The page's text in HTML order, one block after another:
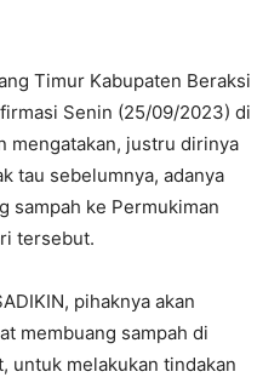
Timur Kabupaten Beraksi
Senin (25/09/2023) di
mengatakan, justru dirinya
tau sebelumnya, adanya
sampah ke Permukiman
tersebut.
pihaknya akan
membuang sampah di
untuk melakukan tindakan